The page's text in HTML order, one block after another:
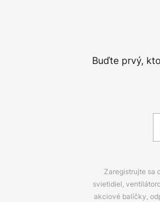
Buďte prvý,
Zaregistrujte sa
svietidiel,
akciové balíčky,